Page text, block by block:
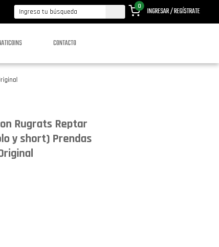
0 INGRESAR / REGÍSTRATE
CONTACTO
Rugrats Reptar
y short) Prendas